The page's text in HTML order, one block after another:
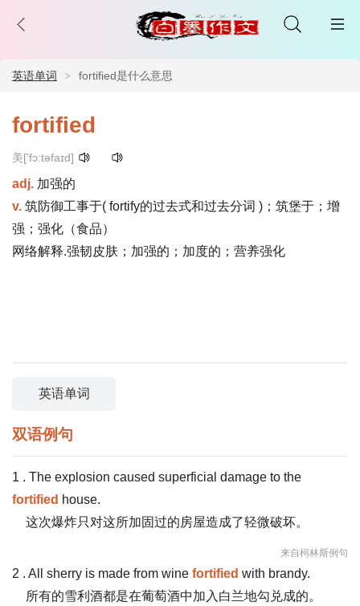
英语单词 fortified是什么意思
fortified
美['fɔ:təfaɪd]
adj. 加强的
v. 筑防御工事于( fortify的过去式和过去分词 )；筑堡于；增
强；强化（食品）
网络解释.强韧皮肤；加强的；加度的；营养强化
英语单词
双语例句
1 . The explosion caused superficial damage to the
fortified house.
这次爆炸只对这所加固过的房屋造成了轻微破坏。
来自柯林斯例句
2 . All sherry is made from wine fortified with brandy.
所有的雪利酒都是在葡萄酒中加入白兰地勾兑成的。